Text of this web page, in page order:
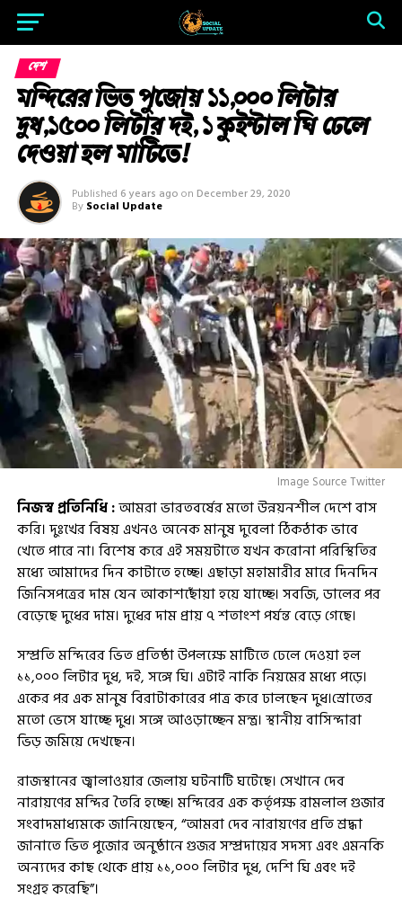
দেশ
মন্দিরের ভিত পুজোয় ১১,০০০ লিটার
দুধ,১৫০০ লিটার দই, ১ কুইন্টাল ঘি ঢেলে
দেওয়া হল মাটিতে!
Published 6 years ago on December 29, 2020
By Social Update
Image Source Twitter
নিজস্ব প্রতিনিধি :আমরা ভারতবর্ষের মতো উন্নয়নশীল দেশে বাস
করি। দুঃখের বিষয় এখনও অনেক মানুষ দুবেলা ঠিকঠাক ভাবে
খেতে পারে না। বিশেষ করে এই সময়টাতে যখন করোনা পরিস্থিতির
মধ্যে আমাদের দিন কাটাতে হচ্ছে। এছাড়া মহামারীর মারে দিনদিন
জিনিসপত্রের দাম যেন আকাশছোঁয়া হয়ে যাচ্ছে। সবজি, ডালের পর
বেড়েছে দুধের দাম। দুধের দাম প্রায় ৭ শতাংশ পর্যন্ত বেড়ে গেছে।
সম্প্রতি মন্দিরের ভিত প্রতিষ্ঠা উপলক্ষে মাটিতে ঢেলে দেওয়া হল
১১,০০০ লিটার দুধ, দই, সঙ্গে ঘি। এটাই নাকি নিয়মের মধ্যে পড়ে।
একের পর এক মানুষ বিরাটাকারের পাত্র করে ঢালছেন দুধ।স্রোতের
মতো ভেসে যাচ্ছে দুধ। সঙ্গে আওড়াচ্ছেন মন্ত্র। স্থানীয় বাসিন্দারা
ভিড় জমিয়ে দেখছেন।
রাজস্থানের জ্বালাওয়ার জেলায় ঘটনাটি ঘটেছে। সেখানে দেব
নারায়ণের মন্দির তৈরি হচ্ছে। মন্দিরের এক কর্তৃপক্ষ রামলাল গুজার
সংবাদমাধ্যমকে জানিয়েছেন, “আমরা দেব নারায়ণের প্রতি শ্রদ্ধা
জানাতে ভিত পুজোর অনুষ্ঠানে গুজর সম্প্রদায়ের সদস্য এবং এমনকি
অন্যদের কাছ থেকে প্রায় ১১,০০০ লিটার দুধ, দেশি ঘি এবং দই
সংগ্রহ করেছি”।